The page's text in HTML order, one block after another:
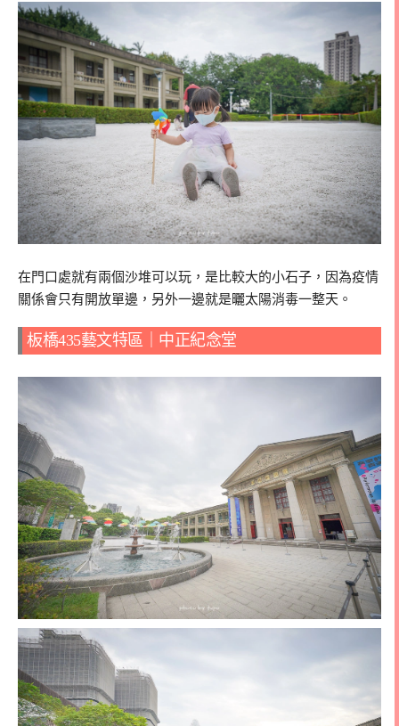
在門口處就有兩個沙堆可以玩，是比較大的小石子，因為疫情
關係會只有開放單邊，另外一邊就是曬太陽消毒一整天。
板橋435藝文特區｜中正紀念堂